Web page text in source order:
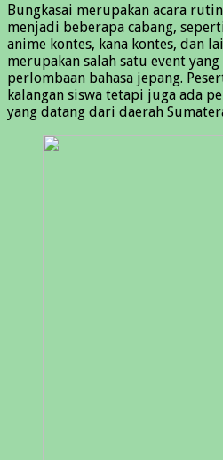
Bungkasai merupakan acara
menjadi beberapa cabang,
anime kontes, kana kontes, dan
merupakan salah satu event
perlombaan bahasa jepang.
kalangan siswa tetapi juga ada
yang datang dari daerah